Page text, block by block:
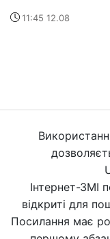
11:45 12.08
Інтернет-ЗМІ
відкриті для
Посилання має